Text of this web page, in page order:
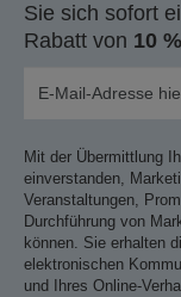
Sie sich sofort
Rabatt von 10
Mit der Übermittlung
einverstanden,
Veranstaltungen,
Durchführung von
können. Sie erhalten
elektronischen
und Ihres Online-